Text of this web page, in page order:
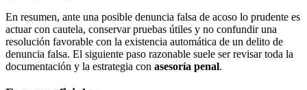
En resumen, ante una posible denuncia falsa de acoso lo prudente es
actuar con cautela, conservar pruebas útiles y no confundir una
resolución favorable con la existencia automática de un delito de
denuncia falsa. El siguiente paso razonable suele ser revisar toda la
documentación y la estrategia con asesoría penal.